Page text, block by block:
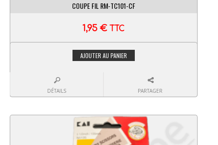
COUPE FIL RM-TC101-CF
1,95€ TTC
AJOUTER AU PANIER
DÉTAILS PARTAGER